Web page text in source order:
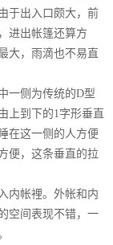
于出入口颇大，前
进出帐篷还算方
大，雨滴也不易直
一侧为传统的D型
上到下的1字形垂直
在这一侧的人方便
便，这条垂直的拉
内帐裡。外帐和内
空间表现不错，一